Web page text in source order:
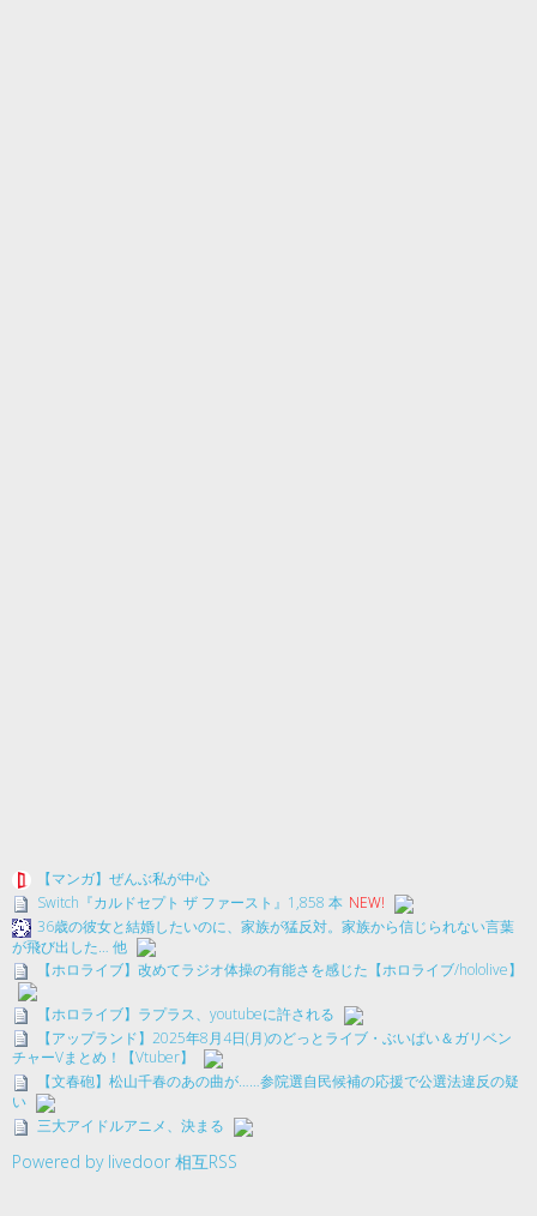
【マンガ】ぜんぶ私が中心
Switch『カルドセプト ザ ファースト』1,858 本 NEW!
36歳の彼女と結婚したいのに、家族が猛反対。家族から信じられない言葉
が飛び出した… 他
【ホロライブ】改めてラジオ体操の有能さを感じた【ホロライブ/hololive】
【ホロライブ】ラプラス、youtubeに許される
【アップランド】2025年8月4日(月)のどっとライブ・ぶいぱい＆ガリベン
チャーVまとめ！【Vtuber】
【文春砲】松山千春のあの曲が……参院選自民候補の応援で公選法違反の疑
い
三大アイドルアニメ、決まる
Powered by livedoor 相互RSS